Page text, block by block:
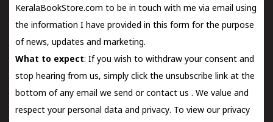
KeralaBookStore.com to be in touch with me via email using
the information I have provided in this form for the purpose
of news, updates and marketing.
What to expect: If you wish to withdraw your consent and
stop hearing from us, simply click the unsubscribe link at the
bottom of any email we send orcontact us . We value and
respect your personal data and privacy. To view our privacy